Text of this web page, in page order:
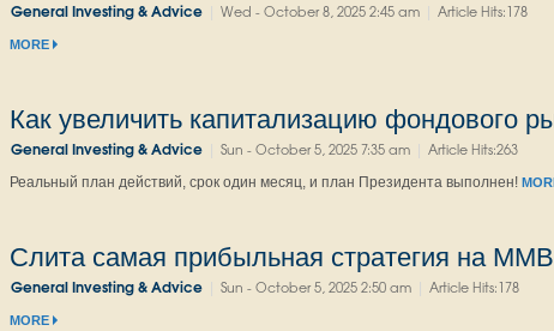
General Investing & Advice Wed - October 8, 2025 2:45 am Article Hits:178
MORE
Как увеличить капитализацию фондового
General Investing & Advice Sun - October 5, 2025 7:35 am Article Hits:263
Реальный план действий, срок один месяц, и план Президента выполнен!
Слита самая прибыльная стратегия на
General Investing & Advice Sun - October 5, 2025 2:50 am Article Hits:178
MORE